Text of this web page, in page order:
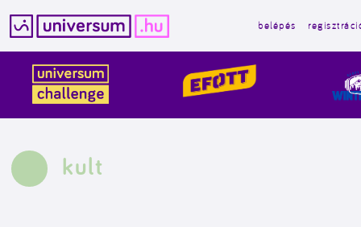
tartalomba
belépés
kult